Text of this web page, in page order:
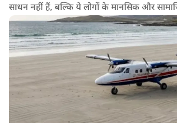
साधन नहीं हैं, बल्कि ये लोगों के मानसिक और
बेहतर बना सकती हैं। थिएटर, संगीत कार्यक्रम, कला
सांस्कृतिक आयोजनों में भाग लेने से लोगों के
हैं, अकेलापन कम हो सकता है और मानसिक तनाव
चीजें शरीर को स्वस्थ रखने में मदद कर सकती हैं।